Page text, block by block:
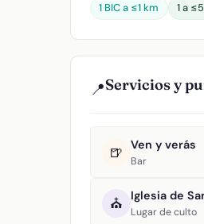
1 BIC a ≤1 km 1 a
📍Servicios y
🍺 Ven y verás
Bar
⛪ Iglesia de
Lugar de culto